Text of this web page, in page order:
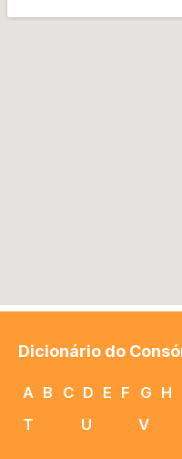
Dicionário do
A B C D E F G H
T
U V